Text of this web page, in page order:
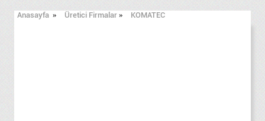
Anasayfa » Üretici Firmalar » KOMATEC